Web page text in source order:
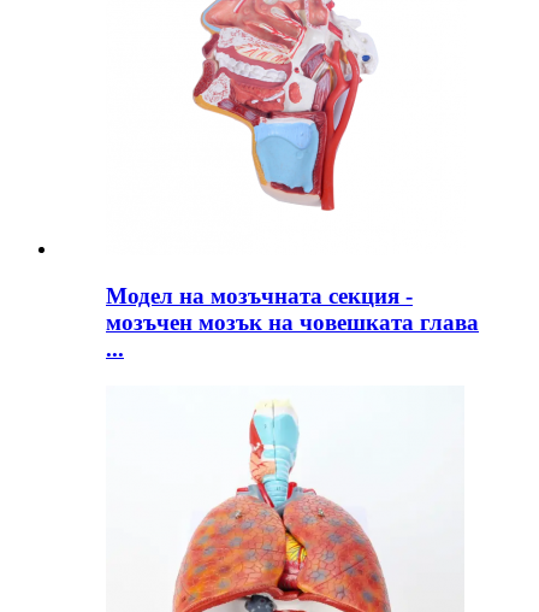
Модел на мозъчната секция -
мозъчен мозък на човешката глава
...